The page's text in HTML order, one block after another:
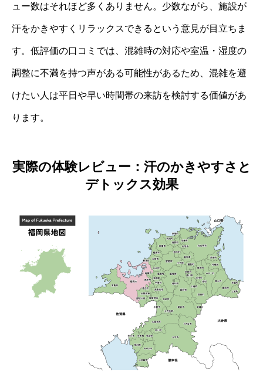
ュー数はそれほど多くありません。少数ながら、施設が
汗をかきやすくリラックスできるという意見が目立ちま
す。低評価の口コミでは、混雑時の対応や室温・湿度の
調整に不満を持つ声がある可能性があるため、混雑を避
けたい人は平日や早い時間帯の来訪を検討する価値があ
ります。
実際の体験レビュー：汗のかきやすさと
デトックス効果